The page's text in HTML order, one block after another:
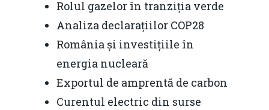
Rolul gazelor în tranziția verde
Analiza declarațiilor COP28
România și investițiile în
energia nucleară
Exportul de amprentă de carbon
Curentul electric din surse